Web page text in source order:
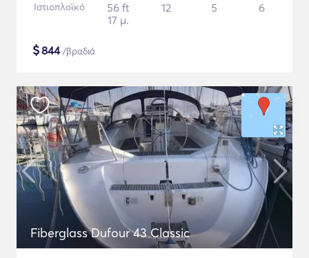
Ιστιοπλοϊκό
56 ft
17 μ.
12 5 6
$844/βραδιά
Fiberglass Dufour 43 Classic